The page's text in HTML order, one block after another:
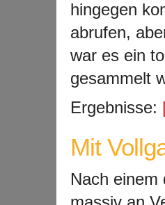
hingegen
abrufen,
war es ein
gesammelt
Ergebnisse:
Mit
Nach einem